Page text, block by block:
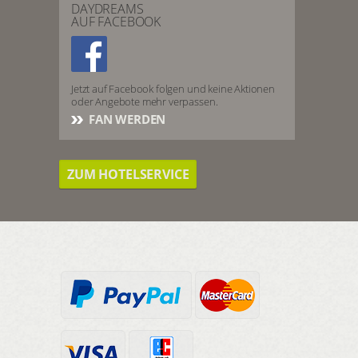
DAYDREAMS
AUF FACEBOOK
Jetzt auf Facebook folgen und keine Aktionen
oder Angebote mehr verpassen.
FAN WERDEN
ZUM HOTELSERVICE